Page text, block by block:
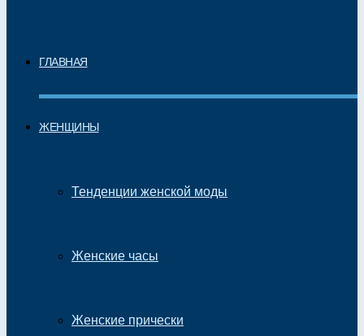
ГЛАВНАЯ
ЖЕНЩИНЫ
Тенденции женской моды
Женские часы
Женские прически